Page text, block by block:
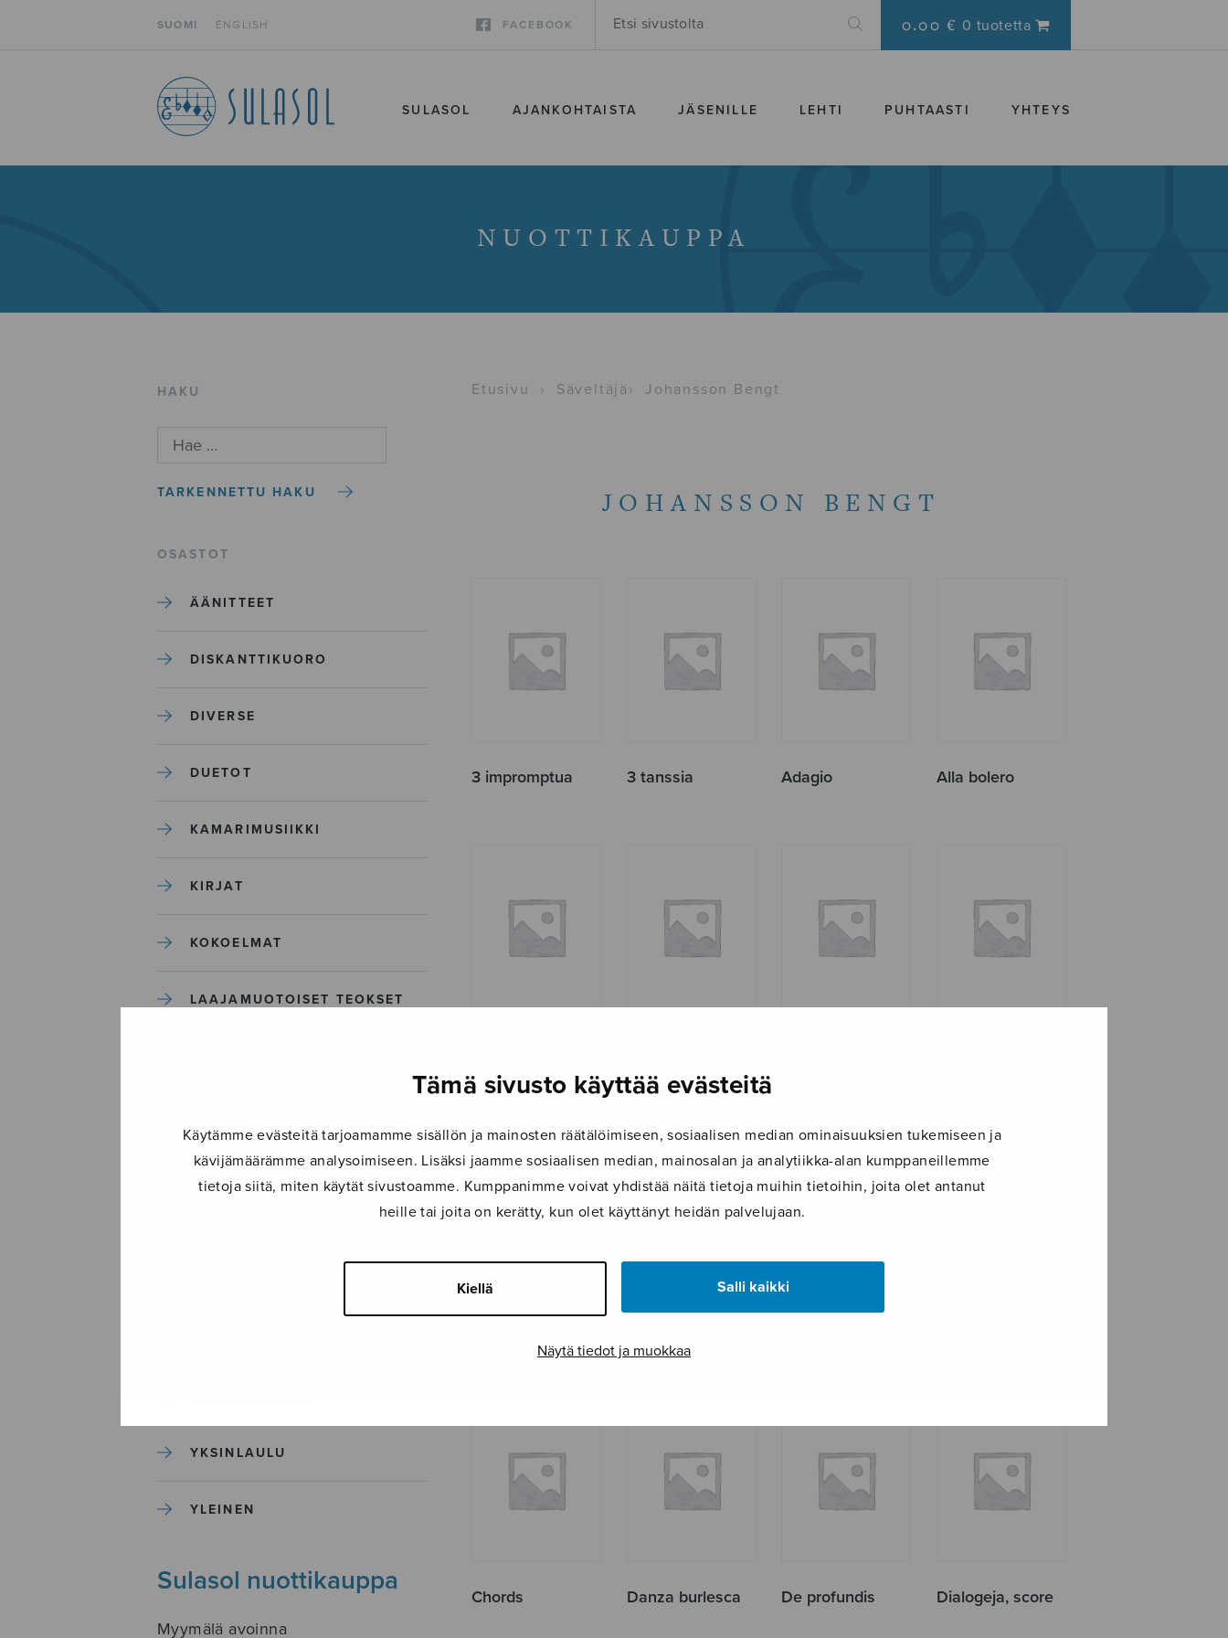
Tämä sivusto käyttää evästeitä
Käytämme evästeitä tarjoamamme sisällön ja mainosten räätälöimiseen, sosiaalisen median ominaisuuksien tukemiseen ja
kävijämäärämme analysoimiseen. Lisäksi jaamme sosiaalisen median, mainosalan ja analytiikka-alan kumppaneillemme
tietoja siitä, miten käytät sivustoamme. Kumppanimme voivat yhdistää näitä tietoja muihin tietoihin, joita olet antanut
heille tai joita on kerätty, kun olet käyttänyt heidän palvelujaan.
Kiellä Salli kaikki
Näytä tiedot ja muokkaa
SUOMI ENGLISH FACEBOOK 0.00 € 0 tuotetta
SULASOL AJANKOHTAISTA JÄSENILLE LEHTI PUHTAASTI YHTEYS
NUOTTIKAUPPA
HAKU
TARKENNETTU HAKU
OSASTOT
ÄÄNITTEET
DISKANTTIKUORO
DIVERSE
DUETOT
KAMARIMUSIIKKI
KIRJAT
KOKOELMAT
LAAJAMUOTOISET TEOKSET
MUUT
YKSINLAULU
YLEINEN
Sulasol nuottikauppa
Myymälä avoinna
Etusivu › Säveltäjä › Johansson Bengt
JOHANSSON BENGT
3 impromptua 3 tanssia Adagio Alla bolero
Chords Danza burlesca De profundis Dialogeja, score